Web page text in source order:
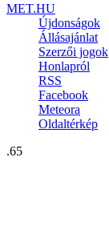
MET.HU
Újdonságok
Állásajánlat
Szerzői jogok
Honlapról
RSS
Facebook
Meteora
Oldaltérkép
.65